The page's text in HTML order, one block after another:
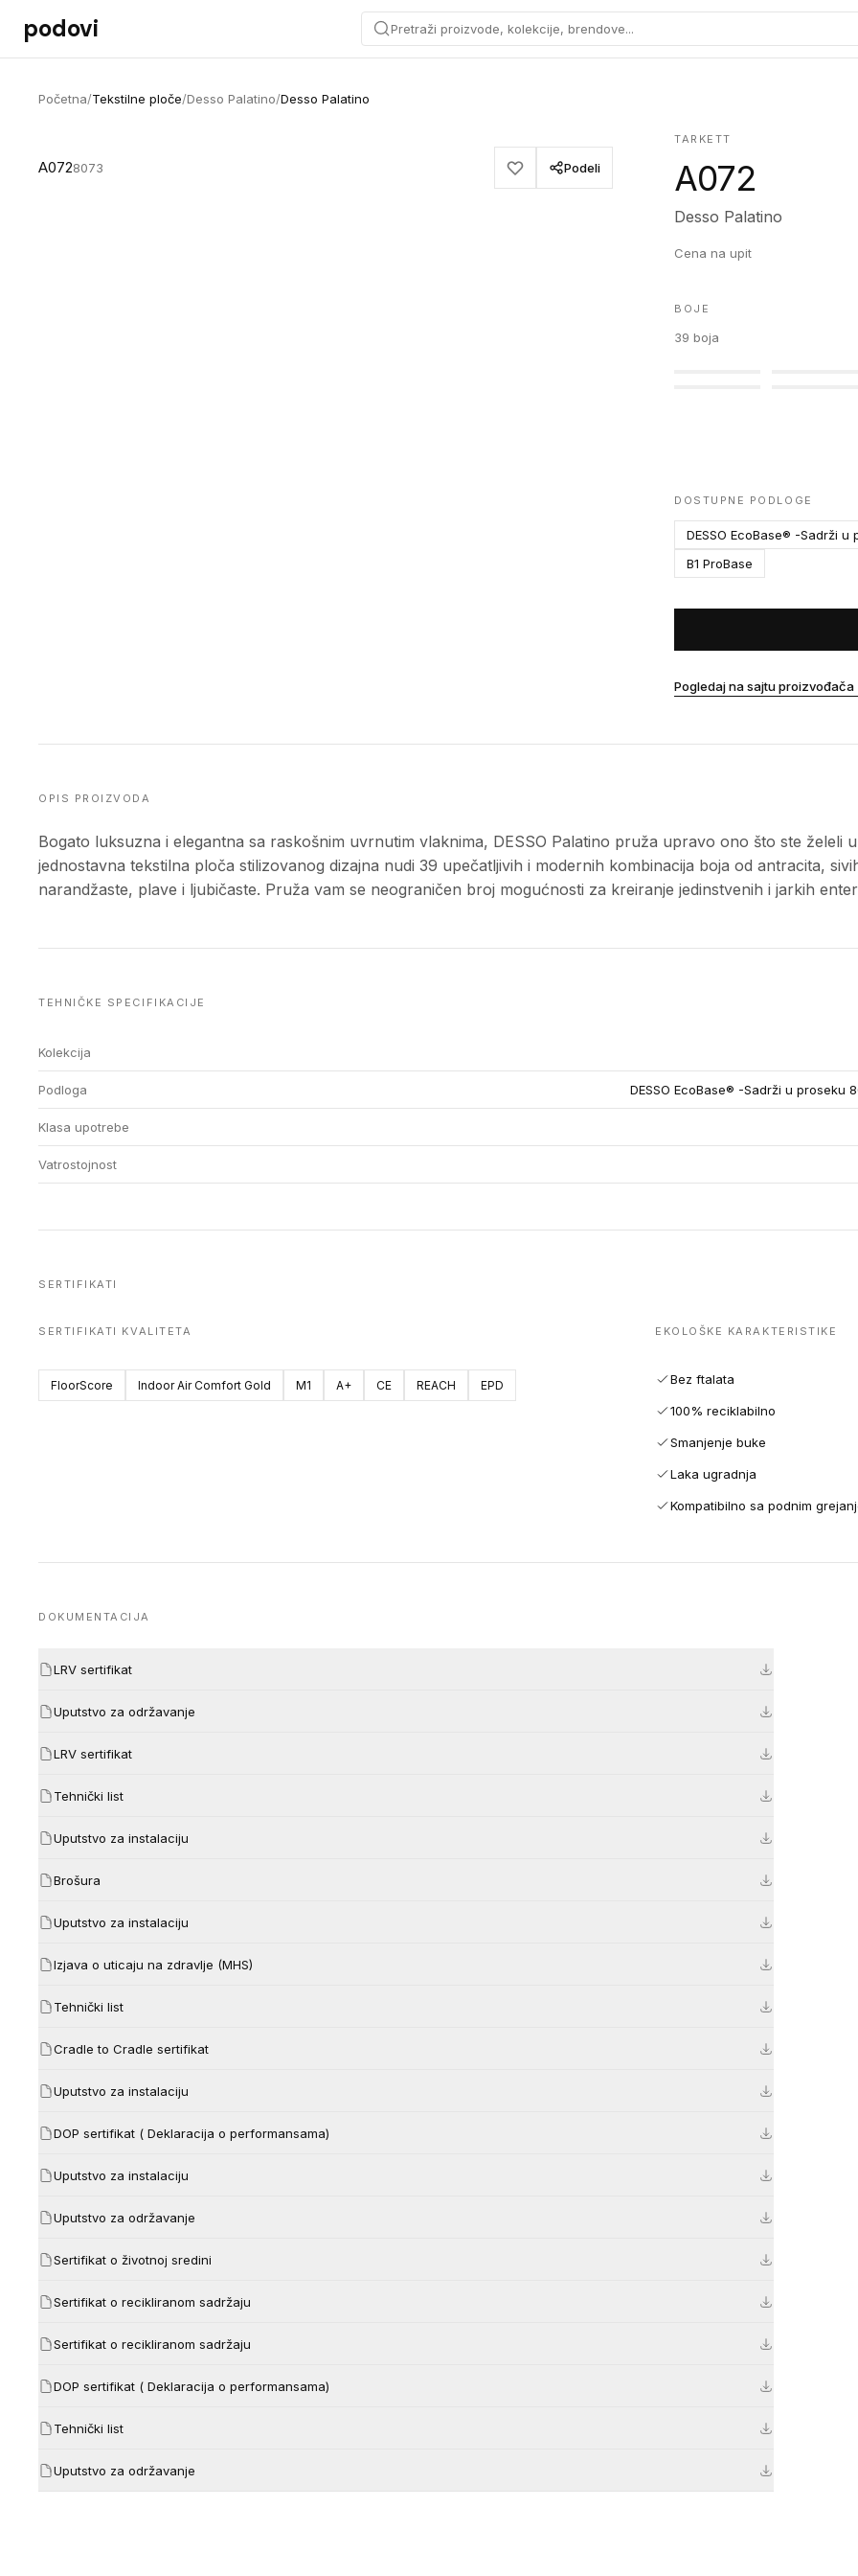
Preskoči na sadržaj
podovi Pretraži proizvode, kolekcije, brendove...
Početna/Tekstilne ploče/Desso Palatino/Desso Palatino
A0728073 Podeli
TARKETT
A072
Desso Palatino
Cena na upit
BOJE
39 boja
DOSTUPNE PODLOGE
DESSO EcoBase® -Sadrži
B1 ProBase
Pogledaj na sajtu proizvođača
OPIS PROIZVODA
Bogato luksuzna i elegantna sa raskošnim uvrnutim vlaknima, DESSO Palatino pruža upravo ono što ste želeli
jednostavna tekstilna ploča stilizovanog dizajna nudi 39 upečatljivih i modernih kombinacija boja od antracita,
narandžaste, plave i ljubičaste. Pruža vam se neograničen broj mogućnosti za kreiranje jedinstvenih i jarkih
TEHNIČKE SPECIFIKACIJE
Kolekcija
Podloga DESSO EcoBase® -Sadrži u proseku
Klasa upotrebe
Vatrostojnost
SERTIFIKATI
SERTIFIKATI KVALITETA
FloorScore Indoor Air Comfort Gold M1 A+ CE REACH EPD
EKOLOŠKE KARAKTERISTIKE
Bez ftalata
100% reciklabilno
Smanjenje buke
Laka ugradnja
Kompatibilno sa podnim
DOKUMENTACIJA
LRV sertifikat
Uputstvo za održavanje
LRV sertifikat
Tehnički list
Uputstvo za instalaciju
Brošura
Uputstvo za instalaciju
Izjava o uticaju na zdravlje (MHS)
Tehnički list
Cradle to Cradle sertifikat
Uputstvo za instalaciju
DOP sertifikat ( Deklaracija o performansama)
Uputstvo za instalaciju
Uputstvo za održavanje
Sertifikat o životnoj sredini
Sertifikat o recikliranom sadržaju
Sertifikat o recikliranom sadržaju
DOP sertifikat ( Deklaracija o performansama)
Tehnički list
Uputstvo za održavanje